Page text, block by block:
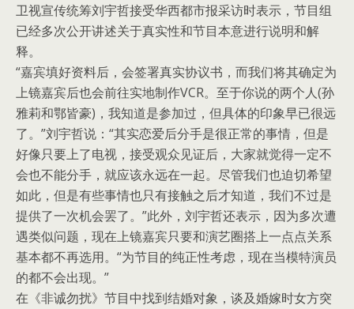
卫视宣传统筹刘宇哲接受华西都市报采访时表示，节目组
已经多次公开讲述关于真实性和节目本意进行说明和解
释。
“嘉宾填好资料后，会签署真实协议书，而我们将其确定为
上镜嘉宾后也会前往实地制作VCR。至于你说的两个人(孙
雅莉和鄂皆豪)，我知道是参加过，但具体的印象早已很远
了。”刘宇哲说：“其实恋爱后分手是很正常的事情，但是
好像只要上了电视，接受观众见证后，大家就觉得一定不
会也不能分手，就应该永远在一起。尽管我们也迫切希望
如此，但是有些事情也只有接触之后才知道，我们不过是
提供了一次机会罢了。”此外，刘宇哲还表示，因为多次遭
遇类似问题，现在上镜嘉宾只要和演艺圈搭上一点点关系
基本都不再选用。“为节目的纯正性考虑，现在当模特演员
的都不会出现。”
在《非诚勿扰》节目中找到结婚对象，谈及婚嫁时女方突